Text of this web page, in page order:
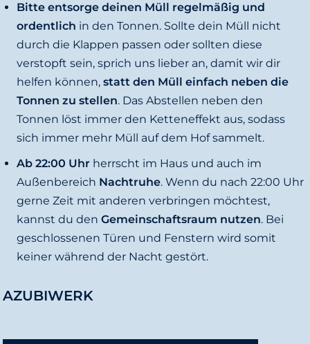
Bitte entsorge deinen Müll regelmäßig und
ordentlich in den Tonnen. Sollte dein Müll nicht
durch die Klappen passen oder sollten diese
verstopft sein, sprich uns lieber an, damit wir dir
helfen können,statt den Müll einfach neben die
Tonnen zu stellen. Das Abstellen neben den
Tonnen löst immer den Ketteneffekt aus, sodass
sich immer mehr Müll auf dem Hof sammelt.
Ab 22:00 Uhr herrscht im Haus und auch im
Außenbereich Nachtruhe. Wenn du nach 22:00 Uhr
gerne Zeit mit anderen verbringen möchtest,
kannst du denGemeinschaftsraum nutzen. Bei
geschlossenen Türen und Fenstern wird somit
keiner während der Nacht gestört.
AZUBIWERK